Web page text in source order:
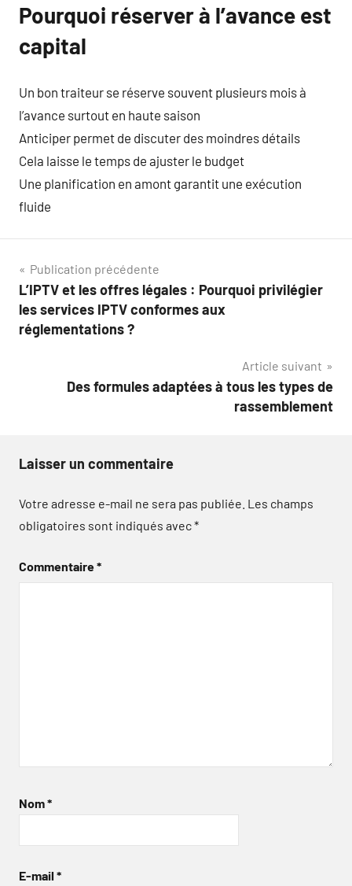
Pourquoi réserver à l’avance est
capital
Un bon traiteur se réserve souvent plusieurs mois à
l’avance surtout en haute saison
Anticiper permet de discuter des moindres détails
Cela laisse le temps de ajuster le budget
Une planification en amont garantit une exécution
fluide
Navigation
de
l’article
Publication précédente
L’IPTV et les offres légales : Pourquoi privilégier
les services IPTV conformes aux
réglementations ?
Article suivant
Des formules adaptées à tous les types de
rassemblement
Laisser un commentaire
Votre adresse e-mail ne sera pas publiée. Les champs
obligatoires sont indiqués avec*
Commentaire*
Nom*
E-mail *